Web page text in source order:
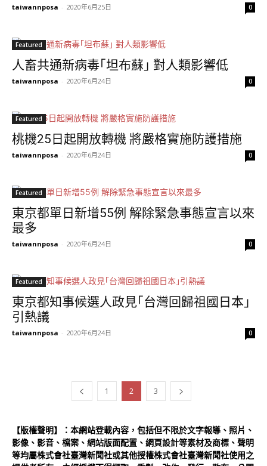
taiwannposa - 2020年6月25日 0
Featured
人畜共通新病毒｢坦布蘇｣ 對人類影響低
taiwannposa - 2020年6月24日 0
Featured
桃機25日起開放轉機 將嚴格實施防護措施
taiwannposa - 2020年6月24日 0
Featured
東京都單日新增55例 解除緊急事態宣言以來
最多
taiwannposa - 2020年6月24日 0
Featured
東京都知事候選人政見｢台灣回歸祖國日本｣
引熱議
taiwannposa - 2020年6月24日 0
1 2 3
【版權聲明】：本網站登載內容，包括但不限於文字報導、照片、
影像、影音、檔案、網站版面配置、網頁設計等素材及商標、聲明
等均屬株式會社臺灣新聞社或其他授權株式會社臺灣新聞社使用之